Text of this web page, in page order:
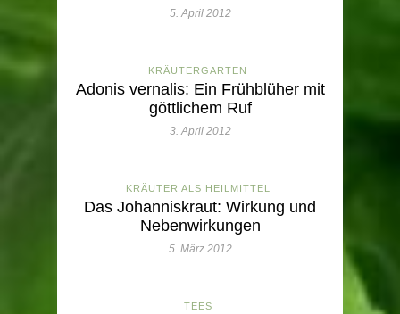
5. April 2012
KRÄUTERGARTEN
Adonis vernalis: Ein Frühblüher mit
göttlichem Ruf
3. April 2012
KRÄUTER ALS HEILMITTEL
Das Johanniskraut: Wirkung und
Nebenwirkungen
5. März 2012
TEES